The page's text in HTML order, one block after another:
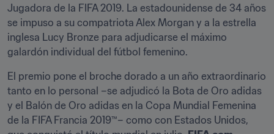
Jugadora de la FIFA 2019. La estadounidense de 34 años
se impuso a su compatriota Alex Morgan y a la estrella
inglesa Lucy Bronze para adjudicarse el máximo
galardón individual del fútbol femenino.
El premio pone el broche dorado a un año extraordinario
tanto en lo personal –se adjudicó la Bota de Oro adidas
y el Balón de Oro adidas en la Copa Mundial Femenina
de la FIFA Francia 2019™– como con Estados Unidos,